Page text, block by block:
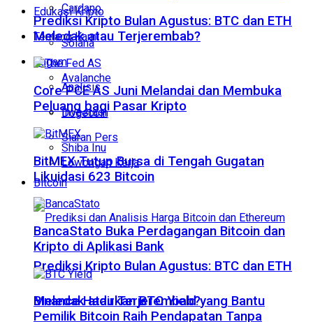
Edukasi Kripto
Tentang Kami
Ragam
Analisis
Investasi
Siaran Pers
Lowongan Kerja
Cardano
Solana
Avalanche
Dogecoin
Shiba Inu
Bitcoin
Prediksi Kripto Bulan Agustus: BTC dan ETH
Meledak atau Terjerembab?
Prediksi Kripto Bulan Agustus: BTC dan ETH
Meledak atau Terjerembab?
Core PCE AS Juni Melandai dan Membuka
Peluang bagi Pasar Kripto
BitMEX Tutup Bursa di Tengah Gugatan
Likuidasi 623 Bitcoin
BancaStato Buka Perdagangan Bitcoin dan
Kripto di Aplikasi Bank
Binance Hadirkan BTC Yield yang Bantu
Pemilik Bitcoin Raih Pendapatan Tanpa